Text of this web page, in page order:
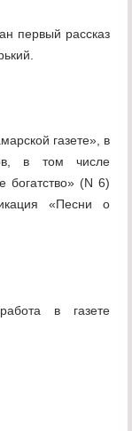
первый рассказ
газете», в
в том числе
богатство» (N 6)
«Песни о
в газете